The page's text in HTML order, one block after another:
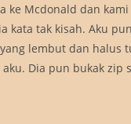
ke Mcdonald dan
kata tak kisah. Aku
lembut dan halus
Dia pun bukak